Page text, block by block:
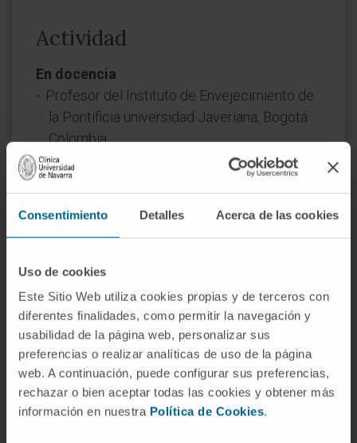
Consentimiento Detalles Acerca de las cookies
Uso de cookies
Este Sitio Web utiliza cookies propias y de terceros con
diferentes finalidades, como permitir la navegación y
usabilidad de la página web, personalizar sus
preferencias o realizar analíticas de uso de la página
web. A continuación, puede configurar sus preferencias,
rechazar o bien aceptar todas las cookies y obtener más
información en nuestra Política de Cookies.
Actividad
En docencia
Profesor del Instituto de Envejecimiento de
la Pontificia universidad Javeriana, Bogotá
Colombia.
Profesor agregado del Centro de
Investigación en Ciencias de la Salud
Campus Norte. México.
Profesor Visitante en la Pontificia
Universidad Javeriana.
En investigación
Autor de 79 publicaciones científicas.
Ha presentado ponencias orales y escritas
en múltiples congresos internacionales,
colaborado para la escritura de varios